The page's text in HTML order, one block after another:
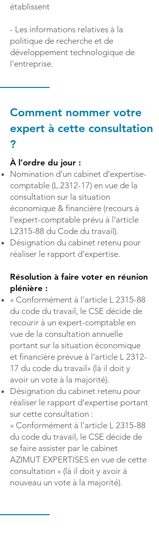
établissent
- Les informations relatives à la
politique de recherche et de
développement technologique de
l'entreprise.
Comment nommer votre
expert à cette consultation
?
À l’ordre du jour :
Nomination d’un cabinet d’expertise-
comptable (L.2312-17) en vue de la
consultation sur la situation
économique & financière (recours à
l’expert-comptable prévu à l’article
L2315-88 du Code du travail).
Désignation du cabinet retenu pour
réaliser le rapport d’expertise.
Résolution à faire voter en réunion
plénière :
« Conformément à l’article L 2315-88
du code du travail, le CSE décide de
recourir à un expert-comptable en
vue de la consultation annuelle
portant sur la situation économique
et financière prévue à l’article L 2312-
17 du code du travail» (là il doit y
avoir un vote à la majorité).
Désignation du cabinet retenu pour
réaliser le rapport d’expertise portant
sur cette consultation :
« Conformément à l’article L 2315-88
du code du travail, le CSE décide de
se faire assister par le cabinet
AZIMUT EXPERTISES en vue de cette
consultation » (là il doit y avoir à
nouveau un vote à la majorité).